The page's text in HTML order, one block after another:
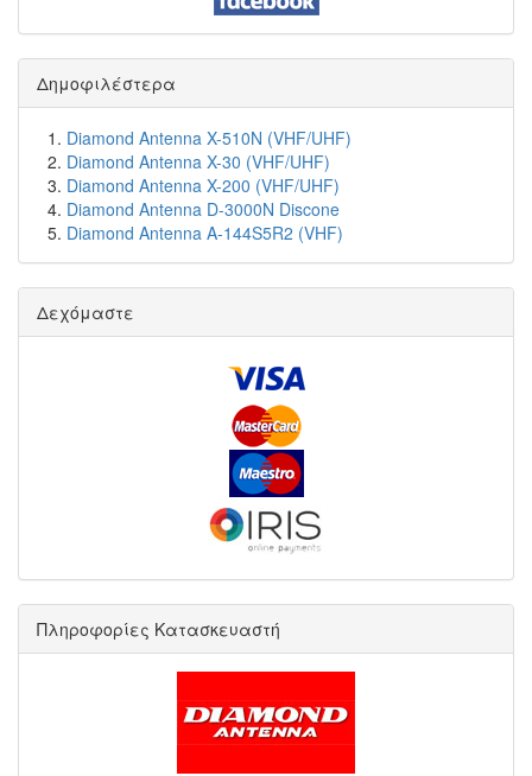
Δημοφιλέστερα
Diamond Antenna X-510N (VHF/UHF)
Diamond Antenna X-30 (VHF/UHF)
Diamond Antenna X-200 (VHF/UHF)
Diamond Antenna D-3000N Discone
Diamond Antenna A-144S5R2 (VHF)
Δεχόμαστε
Πληροφορίες Κατασκευαστή